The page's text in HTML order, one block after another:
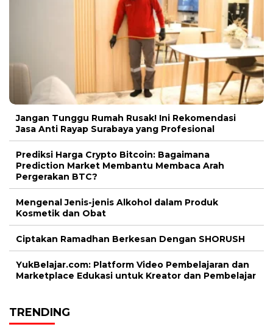
Jangan Tunggu Rumah Rusak! Ini Rekomendasi
Jasa Anti Rayap Surabaya yang Profesional
Prediksi Harga Crypto Bitcoin: Bagaimana
Prediction Market Membantu Membaca Arah
Pergerakan BTC?
Mengenal Jenis-jenis Alkohol dalam Produk
Kosmetik dan Obat
Ciptakan Ramadhan Berkesan Dengan SHORUSH
YukBelajar.com: Platform Video Pembelajaran dan
Marketplace Edukasi untuk Kreator dan Pembelajar
TRENDING